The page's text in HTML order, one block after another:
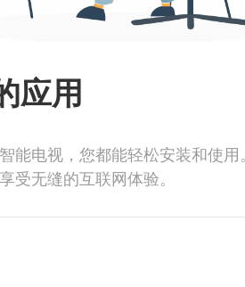
应用
电视，您都能轻松安装和使用。
无缝的互联网体验。